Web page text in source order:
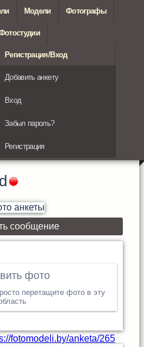
Модели Фотографы
Регистрация/Вход
Добавить анкету
Вход
Забыл пароль?
Регистрация
сообщение
фото
перетащите фото в эту
fotomodeli.by/anketa/265